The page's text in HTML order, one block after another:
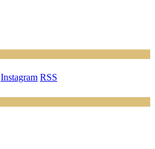
Instagram RSS